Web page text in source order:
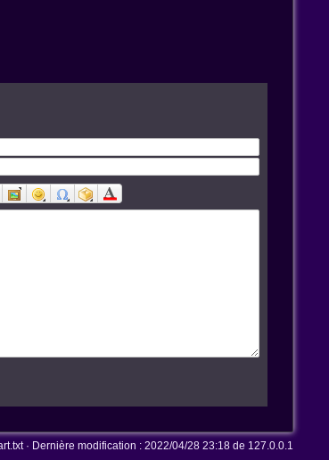
· Dernière modification : 2022/04/28 23:18 de 127.0.0.1